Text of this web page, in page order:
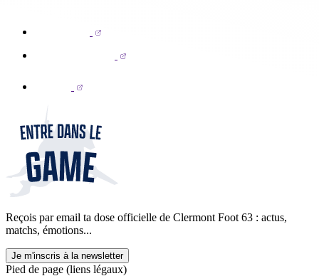
Reçois par email ta dose officielle de Clermont Foot 63 : actus,
matchs, émotions...
Je m'inscris à la newsletter
Pied de page (liens légaux)